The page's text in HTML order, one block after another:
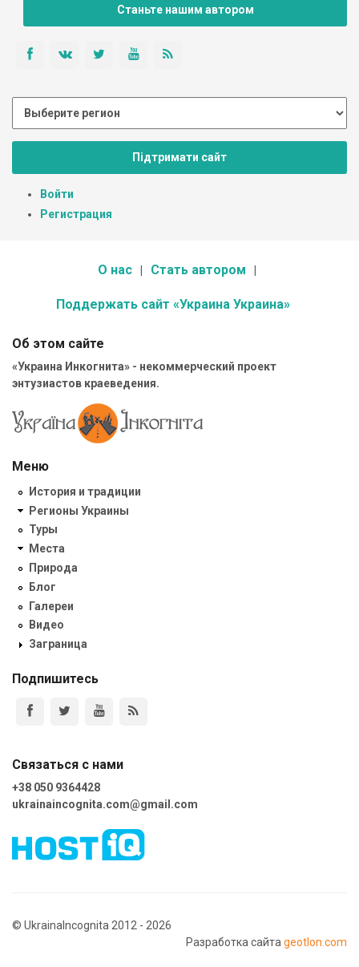
Станьте нашим автором
Підтримати сайт
Войти
Регистрация
О нас Стать автором
Поддержать сайт «Украина Украина»
Об этом сайте
«Украина Инкогнита» - некоммерческий проект
энтузиастов краеведения.
Меню
История и традиции
Регионы Украины
Туры
Места
Природа
Блог
Галереи
Видео
Заграница
Подпишитесь
Связаться с нами
+38 050 9364428
ukrainaincognita.com@gmail.com
© UkrainaIncognita 2012 - 2026
Разработка сайта geotlon.com